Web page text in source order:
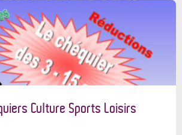
Culture Sports Loisirs